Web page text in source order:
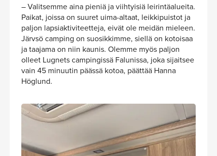
– Valitsemme aina pieniä ja viihtyisiä leirintäalueita.
Paikat, joissa on suuret uima-altaat, leikkipuistot ja
paljon lapsiaktiviteetteja, eivät ole meidän mieleen.
Järvsö camping on suosikkimme, siellä on kotoisaa
ja taajama on niin kaunis. Olemme myös paljon
olleet Lugnets campingissä Falunissa, joka sijaitsee
vain 45 minuutin päässä kotoa, päättää Hanna
Höglund.